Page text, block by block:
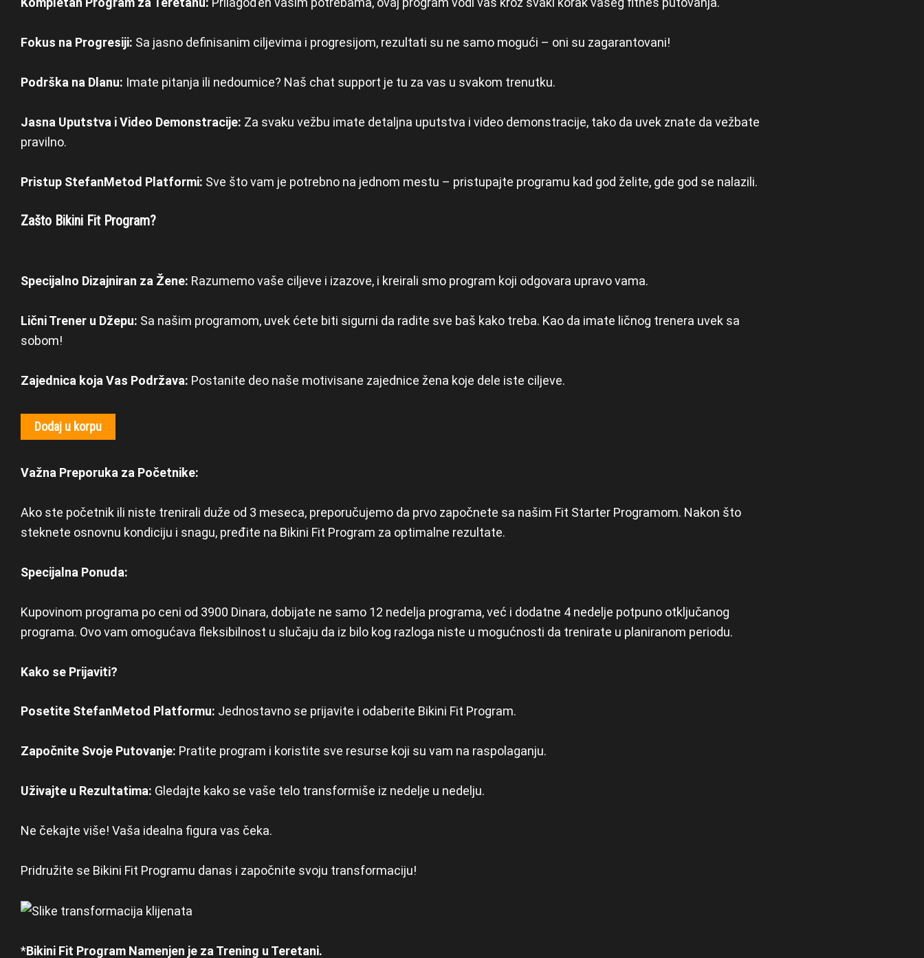
Fokus na Progresiji: Sa jasno definisanim ciljevima i progresijom, rezultati su ne samo mogući – oni su zagarantovani!
Podrška na Dlanu: Imate pitanja ili nedoumice? Naš chat support je tu za vas u svakom trenutku.
Jasna Uputstva i Video Demonstracije: Za svaku vežbu imate detaljna uputstva i video demonstracije, tako da uvek znate da vežbate
pravilno.
Pristup StefanMetod Platformi: Sve što vam je potrebno na jednom mestu – pristupajte programu kad god želite, gde god se nalazili.
Zašto Bikini Fit Program?
Specijalno Dizajniran za Žene: Razumemo vaše ciljeve i izazove, i kreirali smo program koji odgovara upravo vama.
Lični Trener u Džepu: Sa našim programom, uvek ćete biti sigurni da radite sve baš kako treba. Kao da imate ličnog trenera uvek sa
sobom!
Zajednica koja Vas Podržava: Postanite deo naše motivisane zajednice žena koje dele iste ciljeve.
Dodaj u korpu
Važna Preporuka za Početnike:
Ako ste početnik ili niste trenirali duže od 3 meseca, preporučujemo da prvo započnete sa našim Fit Starter Programom. Nakon što
steknete osnovnu kondiciju i snagu, pređite na Bikini Fit Program za optimalne rezultate.
Specijalna Ponuda:
Kupovinom programa po ceni od 3900 Dinara, dobijate ne samo 12 nedelja programa, već i dodatne 4 nedelje potpuno otključanog
programa. Ovo vam omogućava fleksibilnost u slučaju da iz bilo kog razloga niste u mogućnosti da trenirate u planiranom periodu.
Kako se Prijaviti?
Posetite StefanMetod Platformu: Jednostavno se prijavite i odaberite Bikini Fit Program.
Započnite Svoje Putovanje: Pratite program i koristite sve resurse koji su vam na raspolaganju.
Uživajte u Rezultatima: Gledajte kako se vaše telo transformiše iz nedelje u nedelju.
Ne čekajte više! Vaša idealna figura vas čeka.
Pridružite se Bikini Fit Programu danas i započnite svoju transformaciju!
*Bikini Fit Program Namenjen je za Trening u Teretani.